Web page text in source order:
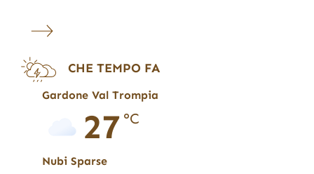
CHE TEMPO FA
Gardone Val Trompia
27 °C
Nubi Sparse